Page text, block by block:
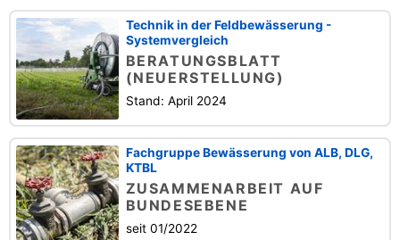
Technik in der Feldbewässerung -
Systemvergleich
BERATUNGSBLATT
(NEUERSTELLUNG)
Stand: April 2024
Fachgruppe Bewässerung von ALB, DLG,
KTBL
ZUSAMMENARBEIT AUF
BUNDESEBENE
seit 01/2022